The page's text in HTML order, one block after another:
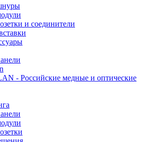
и соединители
- Российские медные и оптические